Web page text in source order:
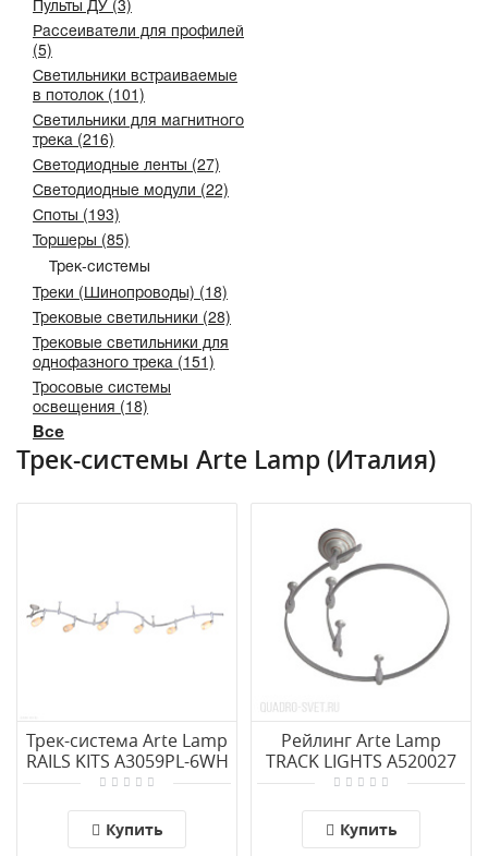
Пульты ДУ (3)
Рассеиватели для профилей
(5)
Светильники встраиваемые
в потолок (101)
Светильники для магнитного
трека (216)
Светодиодные ленты (27)
Светодиодные модули (22)
Споты (193)
Торшеры (85)
Трек-системы
Треки (Шинопроводы) (18)
Трековые светильники (28)
Трековые светильники для
однофазного трека (151)
Тросовые системы
освещения (18)
Все
Трек-системы Arte Lamp (Италия)
Трек-система Arte Lamp
RAILS KITS A3059PL-6WH
Купить
Рейлинг Arte Lamp
TRACK LIGHTS A520027
Купить